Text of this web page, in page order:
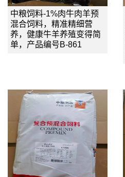
中粮饲料-1%肉牛肉羊预
混合饲料，精准精细营
养，健康牛羊养殖变得简
单，产品编号B-861